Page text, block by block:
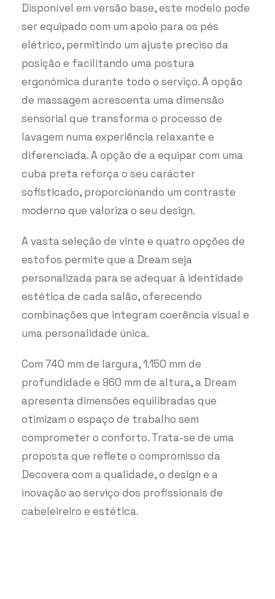
Disponível em versão base, este modelo pode
ser equipado com um apoio para os pés
elétrico, permitindo um ajuste preciso da
posição e facilitando uma postura
ergonómica durante todo o serviço. A opção
de massagem acrescenta uma dimensão
sensorial que transforma o processo de
lavagem numa experiência relaxante e
diferenciada. A opção de a equipar com uma
cuba preta reforça o seu carácter
sofisticado, proporcionando um contraste
moderno que valoriza o seu design.
A vasta seleção de vinte e quatro opções de
estofos permite que a Dream seja
personalizada para se adequar à identidade
estética de cada salão, oferecendo
combinações que integram coerência visual e
uma personalidade única.
Com 740 mm de largura, 1.150 mm de
profundidade e 960 mm de altura, a Dream
apresenta dimensões equilibradas que
otimizam o espaço de trabalho sem
comprometer o conforto. Trata-se de uma
proposta que reflete o compromisso da
Decovera com a qualidade, o design e a
inovação ao serviço dos profissionais de
cabeleireiro e estética.